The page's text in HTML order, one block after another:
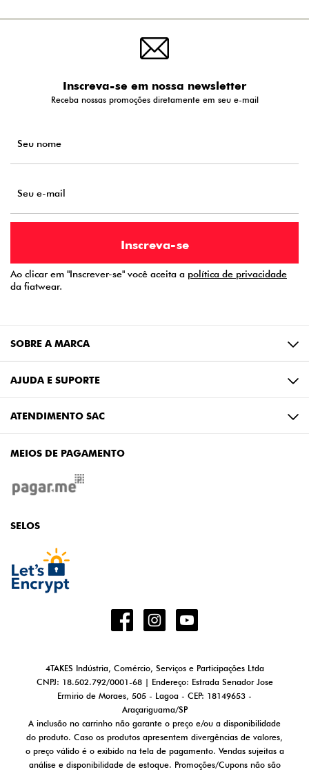
Inscreva-se em nossa newsletter
Receba nossas promoções diretamente em seu e-mail
Ao clicar em "Inscrever-se" você aceita a política de privacidade
da fiatwear.
SOBRE A MARCA
AJUDA E SUPORTE
ATENDIMENTO SAC
MEIOS DE PAGAMENTO
SELOS
4TAKES Indústria, Comércio, Serviços e Participações Ltda
CNPJ: 18.502.792/0001-68 | Endereço: Estrada Senador Jose
Ermirio de Moraes, 505 - Lagoa - CEP: 18149653 -
Araçariguama/SP
A inclusão no carrinho não garante o preço e/ou a disponibilidade
do produto. Caso os produtos apresentem divergências de valores,
o preço válido é o exibido na tela de pagamento. Vendas sujeitas a
análise e disponibilidade de estoque. Promoções/Cupons não são